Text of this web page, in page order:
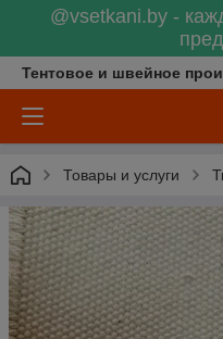
@vsetkani.by -
Тентовое и швейное
Товары и услуги